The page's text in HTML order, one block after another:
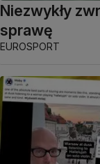
Niezwykły
sprawę
EUROSPORT